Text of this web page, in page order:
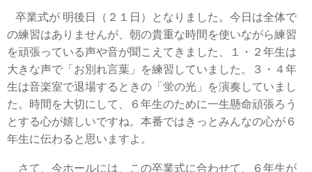
卒業式が 明後日（２１日）となりました。今日は全体で
の練習はありませんが、朝の貴重な時間を使いながら練習
を頑張っている声や音が聞こえてきました、１・２年生は
大きな声で「お別れ言葉」を練習していました。３・４年
生は音楽室で退場するときの「蛍の光」を演奏していまし
た。時間を大切にして、６年生のために一生懸命頑張ろう
とする心が嬉しいですね。本番ではきっとみんなの心が６
年生に伝わると思いますよ。
さて、今ホールには、この卒業式に合わせて、６年生が